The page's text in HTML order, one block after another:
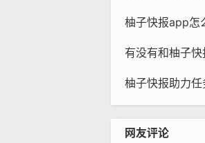
柚子快报app怎
有没有和柚子
柚子快报助力任务
网友评论